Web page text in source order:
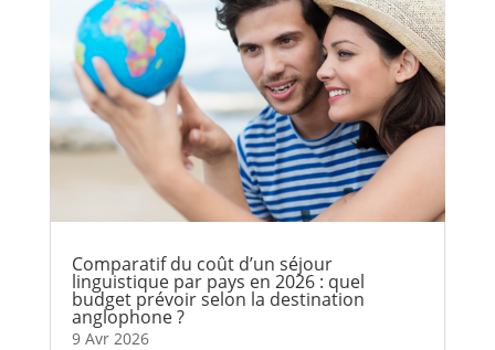
Comparatif du coût d’un séjour
linguistique par pays en 2026 : quel
budget prévoir selon la destination
anglophone ?
9 Avr 2026